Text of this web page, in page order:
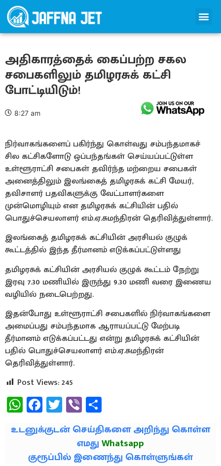
அதிகாரத்தைக் கைப்பற்ற சகல
சபைகளிலும் தமிழரசுக் கட்சி
போட்டியிடும்!
8:27 am
நிர்வாகங்களைப் பகிர்ந்து கொள்வது சம்பந்தமாகச்
சில கட்சிகளோடு ஒப்பந்தங்கள் செய்யப்பட்டுள்ள
உள்ளூராட்சி சபைகள் தவிர்ந்த மற்றைய சபைகள்
அனைத்திலும் இலங்கைத் தமிழரசுக் கட்சி மேயர்,
தவிசாளர் பதவிகளுக்கு வேட்பாளர்களை
முன்மொழியும் என தமிழரசுக் கட்சியின் பதில்
பொதுச்செயலாளர் எம்.ஏ.சுமந்திரன் தெரிவித்துள்ளார்.
இலங்கைத் தமிழரசுக் கட்சியின் அரசியல் குழுக்
கூட்டத்தில் இந்த தீர்மானம் எடுக்கப்பட்டுள்ளது
தமிழரசுக் கட்சியின் அரசியல் குழுக் கூட்டம் நேற்று
இரவு 7.30 மணியில் இருந்து 9.30 மணி வரை இணைய
வழியில் நடைபெற்றது.
இதன்போது உள்ளூராட்சி சபைகளில் நிர்வாகங்களை
அமைப்பது சம்பந்தமாக ஆராயப்பட்டு மேற்படி
தீர்மானம் எடுக்கப்பட்டது என்று தமிழரசுக் கட்சியின்
பதில் பொதுச்செயலாளர் எம்.ஏ.சுமந்திரன்
தெரிவித்துள்ளார்.
Post Views:245
WhatsApp
Facebook
Twitter
Viber
உடனுக்குடன் செய்திகளை அறிந்து கொள்ள
எமதுWhatsapp
குரூப்பில் இணைந்து கொள்ளுங்கள்